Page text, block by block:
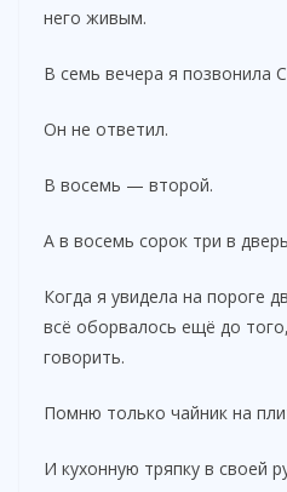
него живым.
В семь вечера я позвонила
Он не ответил.
В восемь — второй.
А в восемь сорок три в
Когда я увидела на пороге
всё оборвалось ещё до
говорить.
Помню только чайник на
И кухонную тряпку в своей